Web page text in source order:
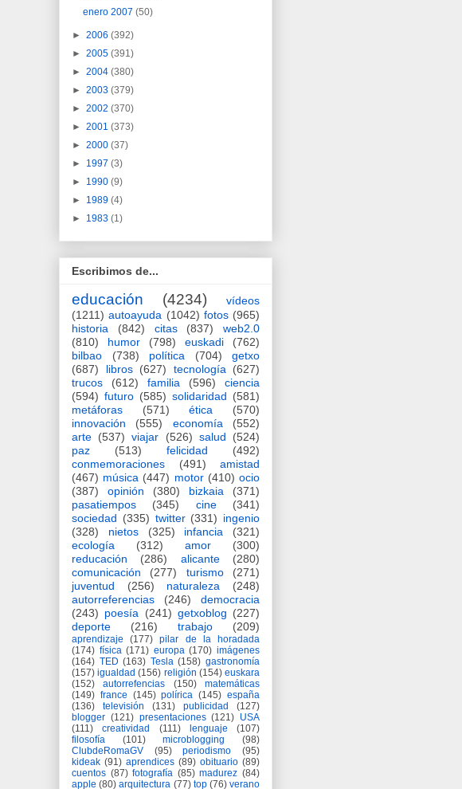
enero 2007(50)
► 2006 (392)
► 2005 (391)
► 2004 (380)
► 2003 (379)
► 2002 (370)
► 2001 (373)
► 2000 (37)
► 1997 (3)
► 1990 (9)
► 1989 (4)
► 1983 (1)
Escribimos de...
educación (4234)
vídeos
(1211) autoayuda (1042) fotos (965)
historia
(842) citas (837)
web2.0
(810)
humor (798) euskadi
(762)
bilbao
(738) política (704)
getxo
(687)
libros (627) tecnología (627)
trucos
(612) familia (596)
ciencia
(594) futuro (585) solidaridad (581)
metáforas
(571) ética
(570)
innovación
(555) economía
(552)
arte (537) viajar (526) salud
(524)
paz
(513) felicidad
(492)
conmemoraciones
(491)
amistad
(467) música (447) motor (410) ocio
(387)
opinión (380) bizkaia
(371)
pasatiempos
(345) cine
(341)
sociedad (335) twitter (331) ingenio
(328)
nietos (325) infancia
(321)
ecología
(312) amor
(300)
reducación
(286) alicante
(280)
comunicación
(277) turismo
(271)
juventud
(256) naturaleza
(248)
autorreferencias
(246)
democracia
(243) poesía (241) getxoblog (227)
deporte
(216) trabajo (209)
aprendizaje (177)
pilar de la horadada
(174) física (171) europa (170) imágenes
(164) TED (163) Tesla (158) gastronomía
(157) igualdad (156) religión (154) euskara
(152)
autorrefencias (150)
matemáticas
(149) france (145) polírica (145) españa
(136)
televisión (131) publicidad
(127)
blogger (121) presentaciones (121) USA
(111)
creatividad (111) lenguaje
(107)
filosofía
(101) microblogging
(98)
ClubdeRomaGV
(95) periodismo
(95)
kideak (91) aprendices (89) obituario (89)
cuentos (87) fotografía (85) madurez (84)
apple (80) arquitectura (77) top (76) verano